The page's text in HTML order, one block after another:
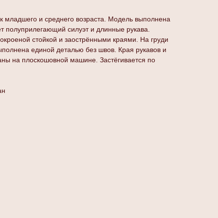
младшего и среднего возраста. Модель выполнена
полуприлегающий силуэт и длинные рукава.
стойкой и заострёнными краями. На груди
единой деталью без швов. Края рукавов и
на плоскошовной машине. Застёгивается по